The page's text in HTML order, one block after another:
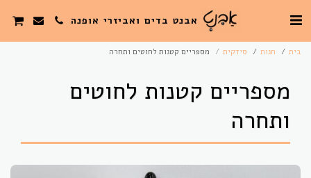
אבנט בדים ואביזרי אופנה
בית חנות סידקית מספריים קטנות לחוטים ותחרה
מספריים קטנות לחוטים
ותחרה